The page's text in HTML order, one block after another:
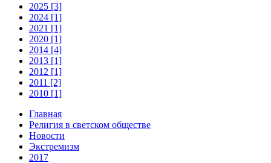
2025 [3]
2024 [1]
2021 [1]
2020 [1]
2014 [4]
2013 [1]
2012 [1]
2011 [2]
2010 [1]
Главная
Религия в светском обществе
Новости
Экстремизм
2017